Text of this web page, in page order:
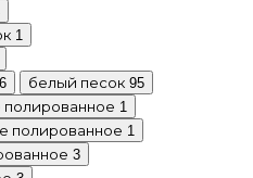
1
6 белый песок 95
полированное 1
полированное 1
3